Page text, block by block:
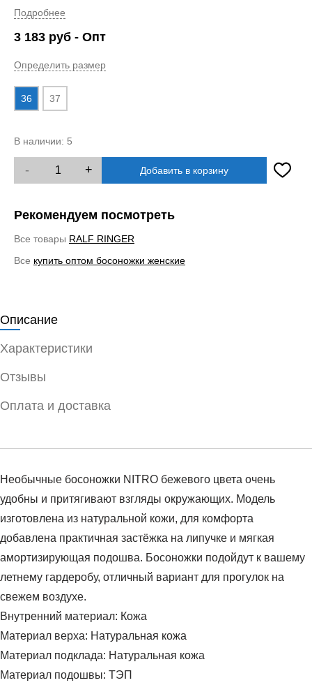
Подробнее
3 183 руб - Опт
Определить размер
36 37
В наличии: 5
- + Добавить в корзину
Рекомендуем посмотреть
Все товары RALF RINGER
Все купить оптом босоножки женские
Описание
Характеристики
Отзывы
Оплата и доставка
Необычные босоножки NITRO бежевого цвета очень
удобны и притягивают взгляды окружающих. Модель
изготовлена из натуральной кожи, для комфорта
добавлена практичная застёжка на липучке и мягкая
амортизирующая подошва. Босоножки подойдут к вашему
летнему гардеробу, отличный вариант для прогулок на
свежем воздухе.
Внутренний материал: Кожа
Материал верха: Натуральная кожа
Материал подклада: Натуральная кожа
Материал подошвы: ТЭП